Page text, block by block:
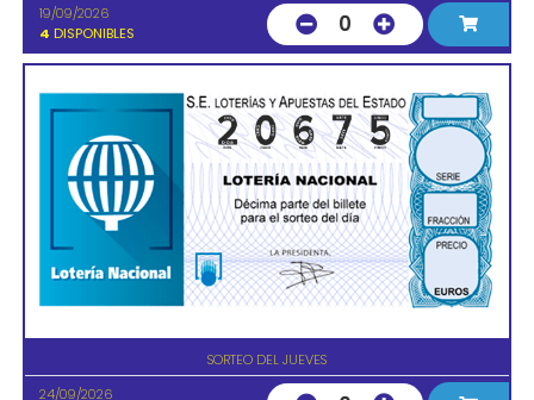
19/09/2026
4 DISPONIBLES 0
SORTEO DEL JUEVES
24/09/2026